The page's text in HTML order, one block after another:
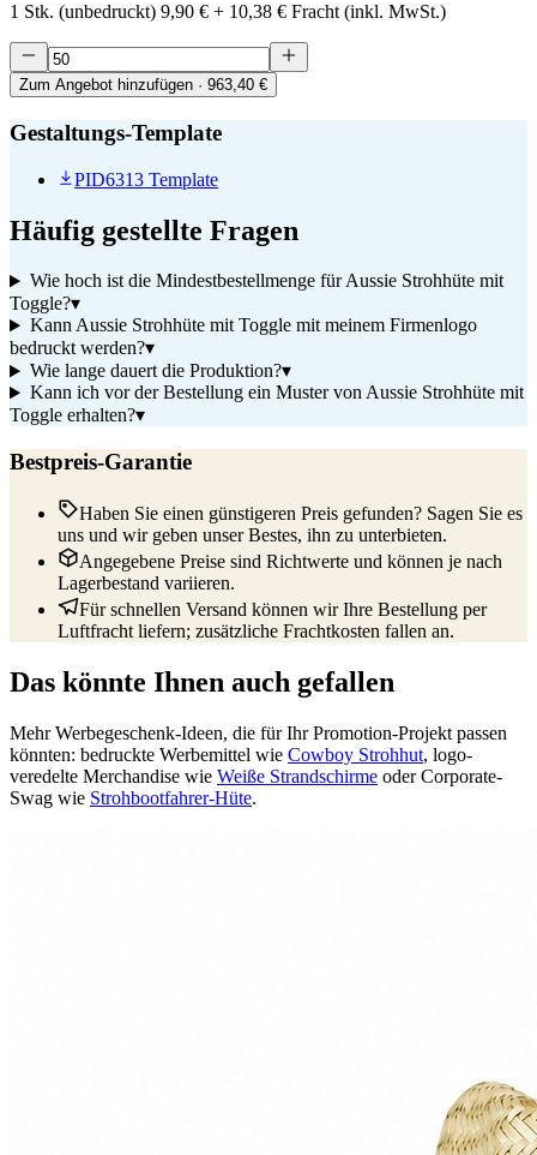
1 Stk. (unbedruckt) 9,90 € + 10,38 € Fracht (inkl. MwSt.)
Zum Angebot hinzufügen · 963,40 €
Gestaltungs-Template
PID6313 Template
Häufig gestellte Fragen
Wie hoch ist die Mindestbestellmenge für Aussie Strohhüte mit
Toggle?▾
Kann Aussie Strohhüte mit Toggle mit meinem Firmenlogo
bedruckt werden?▾
Wie lange dauert die Produktion?▾
Kann ich vor der Bestellung ein Muster von Aussie Strohhüte mit
Toggle erhalten?▾
Bestpreis-Garantie
Haben Sie einen günstigeren Preis gefunden? Sagen Sie es
uns und wir geben unser Bestes, ihn zu unterbieten.
Angegebene Preise sind Richtwerte und können je nach
Lagerbestand variieren.
Für schnellen Versand können wir Ihre Bestellung per
Luftfracht liefern; zusätzliche Frachtkosten fallen an.
Das könnte Ihnen auch gefallen
Mehr Werbegeschenk-Ideen, die für Ihr Promotion-Projekt passen
könnten: bedruckte Werbemittel wie Cowboy Strohhut, logo-
veredelte Merchandise wie Weiße Strandschirme oder Corporate-
Swag wie Strohbootfahrer-Hüte.